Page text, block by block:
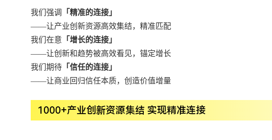
我们强调
「精准的连接」
——让产业创新资源高效集结，精准匹配
我们在意 「增长的连接」
——让创新和趋势被高效看见，锚定增长
我们期待 「信任的连接」
——让商业回归信任本质，创造价值增量
1000+产业创新资源集结 实现精准连接